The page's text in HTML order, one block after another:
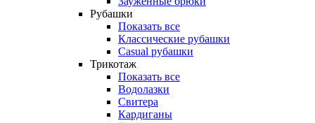
Рубашки
Показать все
Классические рубашки
Casual рубашки
Трикотаж
Показать все
Водолазки
Свитера
Кардиганы